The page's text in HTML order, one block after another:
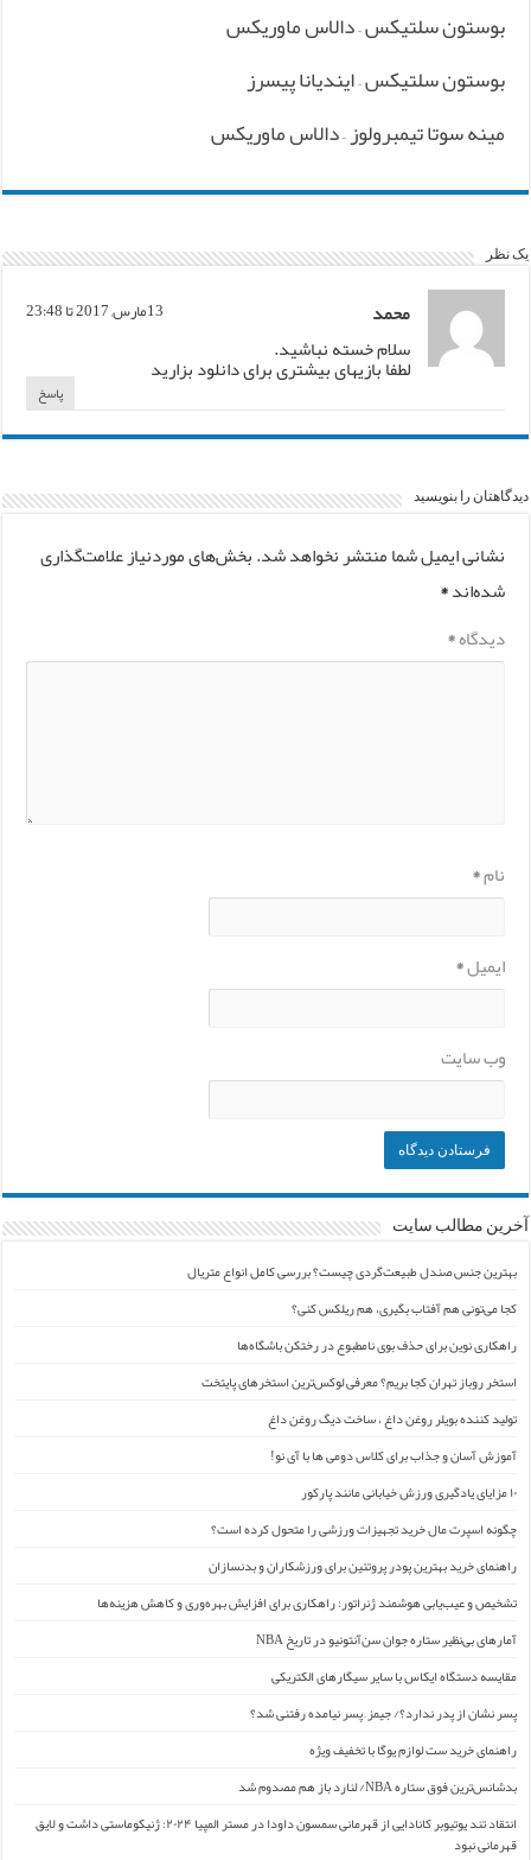
بوستون سلتیکس – دالاس ماوریکس
بوستون سلتیکس – ایندیانا پیسرز
مینه سوتا تیمبرولوز – دالاس ماوریکس
یک نظر
محمد 13مارس, 2017 تا 23:48
سلام خسته نباشید.
لطفا بازیهای بیشتری برای دانلود بزارید
پاسخ
دیدگاهتان را بنویسید
نشانی ایمیل شما منتشر نخواهد شد.بخش‌های موردنیاز علامت‌گذاری
شده‌اند*
دیدگاه*
نام*
ایمیل*
وب‌ سایت
آخرین مطالب سایت
بهترین جنس صندل طبیعت‌گردی چیست؟ بررسی کامل انواع متریال
کجا می‌تونی هم آفتاب بگیری، هم ریلکس کنی؟
راهکاری نوین برای حذف بوی نامطبوع در رختکن باشگاه‌ها
استخر روباز تهران کجا بریم؟ معرفی لوکس‌ترین استخرهای پایتخت
تولید کننده بویلر روغن داغ ، ساخت دیگ روغن داغ
آموزش آسان و جذاب برای کلاس دومی ها با آی نو!
۱۰ مزایای یادگیری ورزش خیابانی مانند پارکور
چگونه اسپرت مال خرید تجهیزات ورزشی را متحول کرده است؟
راهنمای خرید بهترین پودر پروتئین برای ورزشکاران و بدنسازان
تشخیص و عیب‌یابی هوشمند ژنراتور: راهکاری برای افزایش بهره‌وری و کاهش هزینه‌ها
آمارهای بی‌نظیر ستاره جوان سن‌آنتونیو در تاریخ NBA
مقایسه دستگاه ایکاس با سایر سیگارهای الکتریکی
پسر نشان از پدر ندارد؟/ جیمز ِ پسر نیامده رفتنی شد؟
راهنمای خرید ست لوازم یوگا با تخفیف ویژه
بدشانس‌ترین فوق ستاره NBA/ لنارد باز هم مصدوم شد
انتقاد تند یوتیوبر کانادایی از قهرمانی سمسون داودا در مستر المپیا ۲۰۲۴: ژنیکوماستی داشت و لایق
قهرمانی نبود